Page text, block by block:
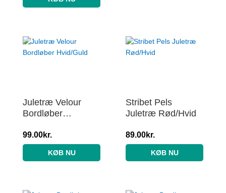
Juletræ Velour
Bordløber
99.00kr.
KØB NU
Stribet Pels
Juletræ Rød/Hvid
89.00kr.
KØB NU